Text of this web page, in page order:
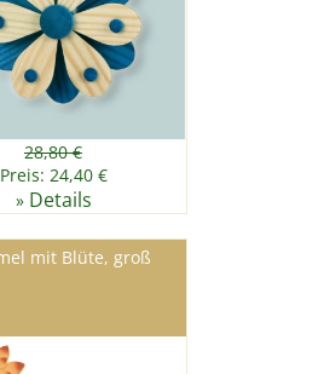
28,80 €
Preis: 24,40 €
» Details
mit Blüte, groß